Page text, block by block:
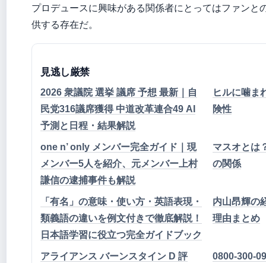
プロデュースに興味がある関係者にとってはファンと
供する存在だ。
見逃し厳禁
2026 衆議院 選挙 議席 予想 最新｜自
民党316議席獲得 中道改革連合49 AI
予測と日程・結果解説
ヒルに噛ま
険性
one n’ only メンバー完全ガイド｜現
メンバー5人を紹介、元メンバー上村
謙信の逮捕事件も解説
マスオとは
の関係
「有名」の意味・使い方・英語表現・
類義語の違いを例文付きで徹底解説！
日本語学習に役立つ完全ガイドブック
内山昂輝の
理由まとめ
アライアンス バーンスタイン D 評 0800-300-